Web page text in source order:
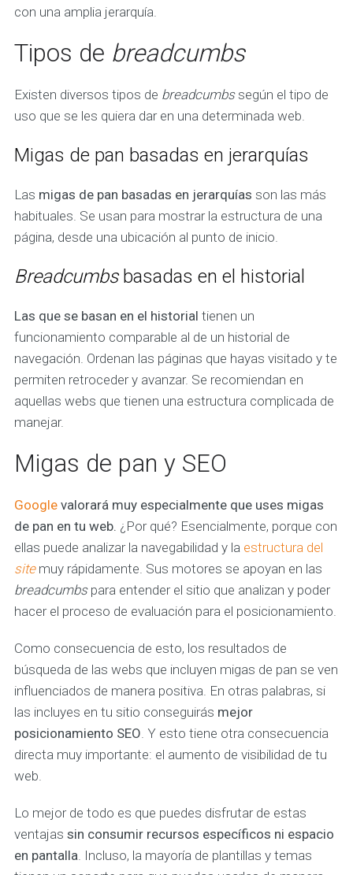
con una amplia jerarquía.
Tipos de breadcumbs
Existen diversos tipos de breadcumbssegún el tipo de
uso que se les quiera dar en una determinada web.
Migas de pan basadas en jerarquías
Las migas de pan basadas en jerarquías son las más
habituales. Se usan para mostrar la estructura de una
página, desde una ubicación al punto de inicio.
Breadcumbsbasadas en el historial
Las que se basan en el historial tienen un
funcionamiento comparable al de un historial de
navegación. Ordenan las páginas que hayas visitado y te
permiten retroceder y avanzar. Se recomiendan en
aquellas webs que tienen una estructura complicada de
manejar.
Migas de pan y SEO
Googlevalorará muy especialmente que uses migas
de pan en tu web. ¿Por qué? Esencialmente, porque con
ellas puede analizar la navegabilidad y la estructura del
site muy rápidamente. Sus motores se apoyan en las
breadcumbspara entender el sitio que analizan y poder
hacer el proceso de evaluación para el posicionamiento.
Como consecuencia de esto, los resultados de
búsqueda de las webs que incluyen migas de pan se ven
influenciados de manera positiva. En otras palabras, si
las incluyes en tu sitio conseguirás mejor
posicionamiento SEO . Y esto tiene otra consecuencia
directa muy importante: el aumento de visibilidad de tu
web.
Lo mejor de todo es que puedes disfrutar de estas
ventajas sin consumir recursos específicos ni espacio
en pantalla . Incluso, la mayoría de plantillas y temas